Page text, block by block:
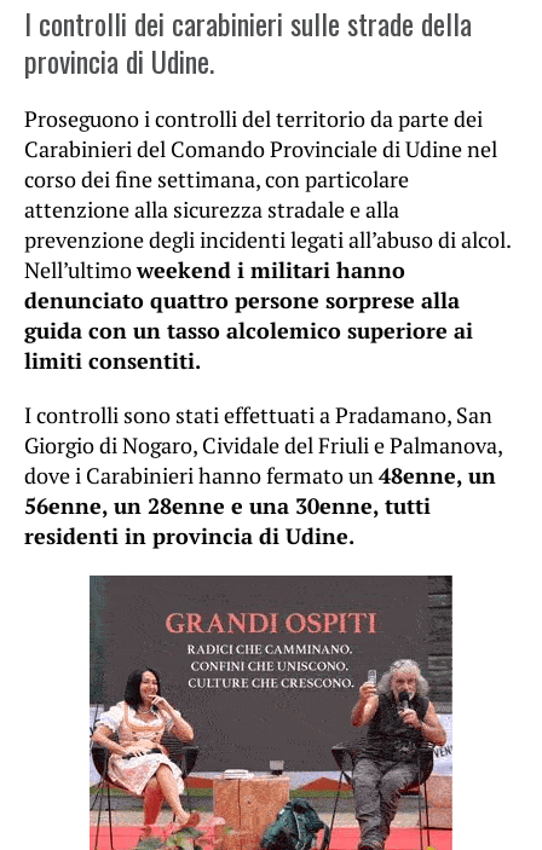
I controlli dei carabinieri sulle strade della
provincia di Udine.
Proseguono i controlli del territorio da parte dei
Carabinieri del Comando Provinciale di Udine nel
corso dei fine settimana, con particolare
attenzione alla sicurezza stradale e alla
prevenzione degli incidenti legati all’abuso di alcol.
Nell’ultimoweekend i militari hanno
denunciato quattro persone sorprese alla
guida con un tasso alcolemico superiore ai
limiti consentiti.
I controlli sono stati effettuati a Pradamano, San
Giorgio di Nogaro, Cividale del Friuli e Palmanova,
dove i Carabinieri hanno fermato un48enne, un
56enne, un 28enne e una 30enne, tutti
residenti in provincia di Udine.